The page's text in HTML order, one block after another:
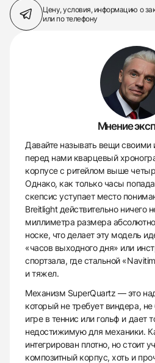
Цену, условия, информацию о
или по телефону
Мнение
Давайте называть вещи своими
перед нами кварцевый
корпусе с ритейлом выше
Однако, как только часы
скепсис уступает место
Breitlight действительно ничего
миллиметра размера
носке, что делает эту модель
«часов выходного дня» или
спортзала, где стальной
и тяжел.
Механизм SuperQuartz — это
который не требует виндера,
игре в теннис или гольф и дает
недостижимую для механики.
интегрирован плотно, но стоит
композитный корпус, хоть и